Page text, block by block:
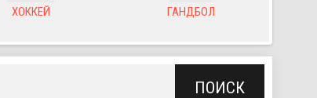
ХОККЕЙ ГАНДБОЛ
ПОИСК